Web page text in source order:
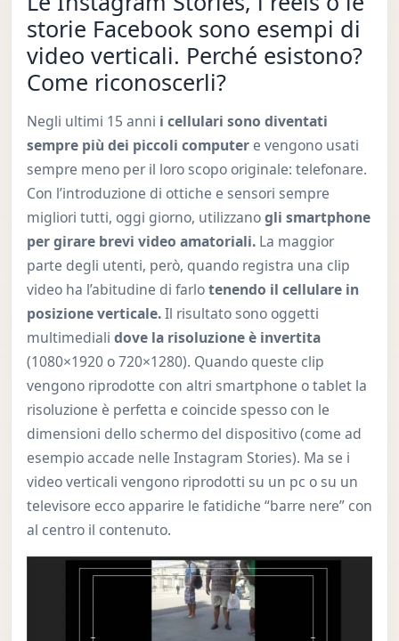
storie Facebook sono esempi di
video verticali. Perché esistono?
Come riconoscerli?
Negli ultimi 15 anni i cellulari sono diventati
sempre più dei piccoli computere vengono usati
sempre meno per il loro scopo originale: telefonare.
Con l’introduzione di ottiche e sensori sempre
migliori tutti, oggi giorno, utilizzanogli smartphone
per girare brevi video amatoriali.La maggior
parte degli utenti, però, quando registra una clip
video ha l’abitudine di farlotenendo il cellulare in
posizione verticale.Il risultato sono oggetti
multimediali dove la risoluzione è invertita
(1080×1920 o 720×1280). Quando queste clip
vengono riprodotte con altri smartphone o tablet la
risoluzione è perfetta e coincide spesso con le
dimensioni dello schermo del dispositivo (come ad
esempio accade nelle Instagram Stories). Ma se i
video verticali vengono riprodotti su un pc o su un
televisore ecco apparire le fatidiche “barre nere” con
al centro il contenuto.